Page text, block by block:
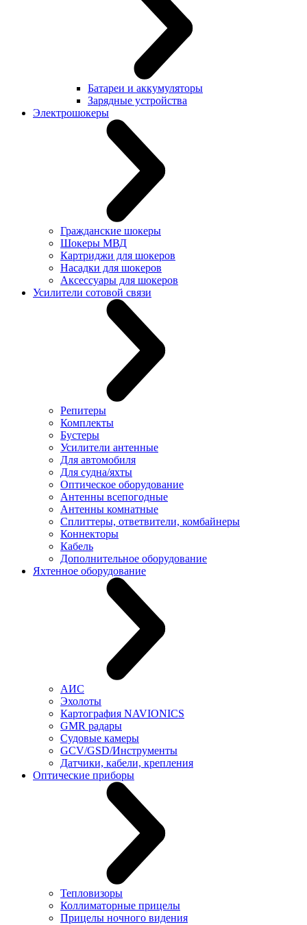
Батареи и аккумуляторы
Зарядные устройства
Электрошокеры
Гражданские шокеры
Шокеры МВД
Картриджи для шокеров
Насадки для шокеров
Аксессуары для шокеров
Усилители сотовой связи
Репитеры
Комплекты
Бустеры
Усилители антенные
Для автомобиля
Для судна/яхты
Оптическое оборудование
Антенны всепогодные
Антенны комнатные
Сплиттеры, ответвители, комбайнеры
Коннекторы
Кабель
Дополнительное оборудование
Яхтенное оборудование
АИС
Эхолоты
Картография NAVIONICS
GMR радары
Судовые камеры
GCV/GSD/Инструменты
Датчики, кабели, крепления
Оптические приборы
Тепловизоры
Коллиматорные прицелы
Прицелы ночного видения